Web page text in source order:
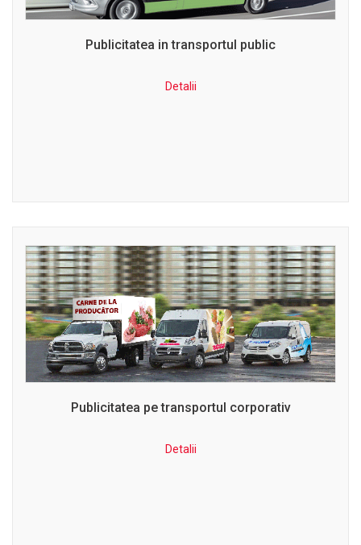
Publicitatea in transportul public
Detalii
Publicitatea pe transportul corporativ
Detalii